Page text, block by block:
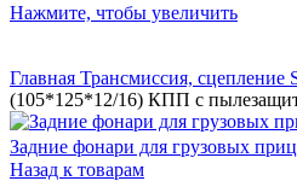
Нажмите, чтобы увеличить
Главная Трансмиссия, сцепление
(105*125*12/16) КПП с
Задние фонари для грузовых
Назад к товарам